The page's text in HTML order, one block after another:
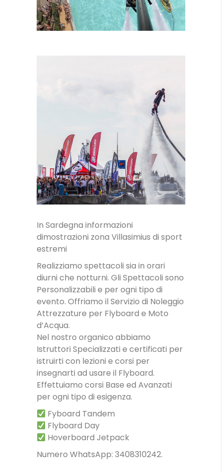
LEZIONI
In Sardegna informazioni
dimostrazioni zona Villasimius di sport
estremi
Realizziamo spettacoli sia in orari
diurni che notturni. Gli Spettacoli sono
Personalizzabili e per ogni tipo di
evento. Offriamo il Servizio di Noleggio
Attrezzature per Flyboard e Moto
d’Acqua.
Nel nostro organico abbiamo
Istruttori Specializzati e certificati per
istruirti con lezioni e corsi per
insegnarti ad usare il Flyboard.
Effettuiamo corsi Base ed Avanzati
per ogni tipo di esigenza.
Fyboard Tandem
Flyboard Day
Hoverboard Jetpack
Numero WhatsApp: 3408310242.